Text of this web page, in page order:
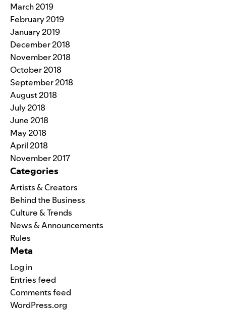
March 2019
February 2019
January 2019
December 2018
November 2018
October 2018
September 2018
August 2018
July 2018
June 2018
May 2018
April 2018
November 2017
Categories
Artists & Creators
Behind the Business
Culture & Trends
News & Announcements
Rules
Meta
Log in
Entries feed
Comments feed
WordPress.org